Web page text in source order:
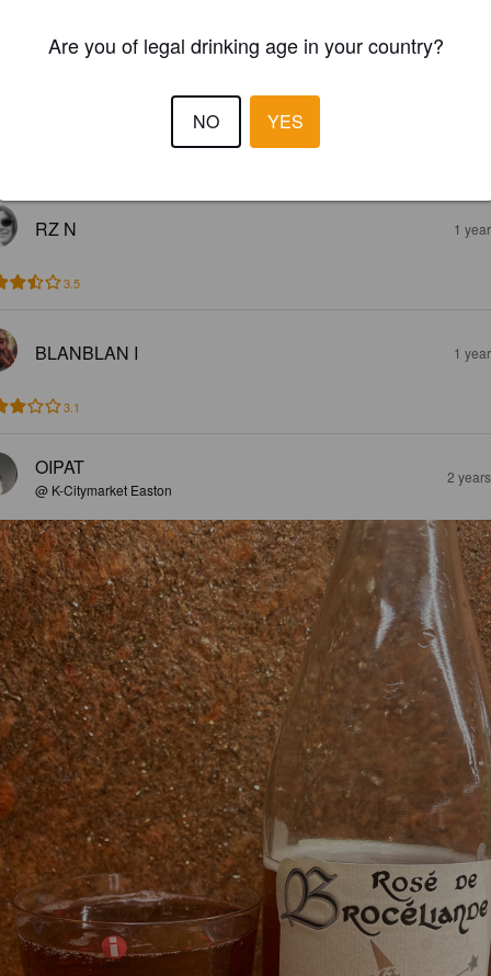
1
RZ N 1
3.5
BLANBLAN I 1
3.1
OIPAT
@ K-Citymarket Easton
2
Are you of legal drinking age in your country?
NO YES